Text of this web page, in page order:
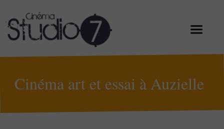
Cinéma art et essai à Auzielle